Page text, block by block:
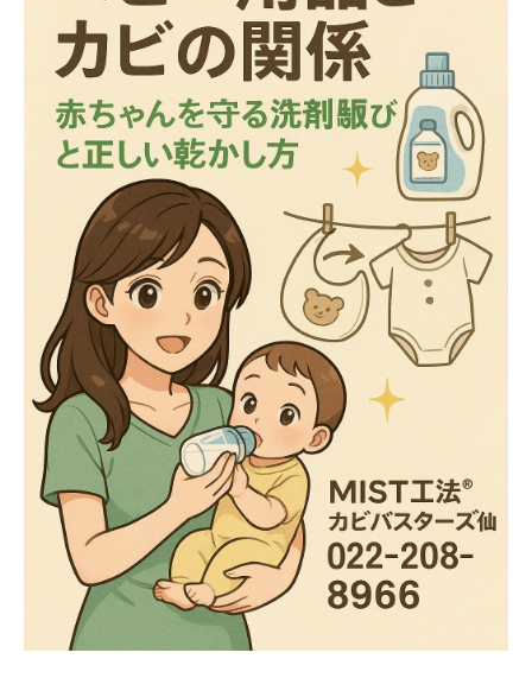
6️⃣ 東北地方のカビトラブルが増えている理
由🌧️
7️⃣ まとめ：赤ちゃんと家族の笑顔を守るた
めに🌈
8️⃣ ＭＩＳＴ工法®カビバスターズ仙台の特徴
と安心サポート🌸